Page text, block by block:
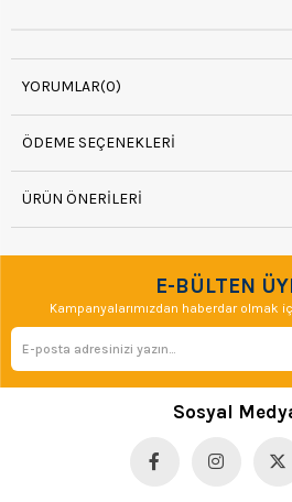
YORUMLAR(0)
ÖDEME SEÇENEKLERI
ÜRÜN ÖNERILERI
E-BÜLTEN
Kampanyalarımızdan haberdar olmak
Sosyal